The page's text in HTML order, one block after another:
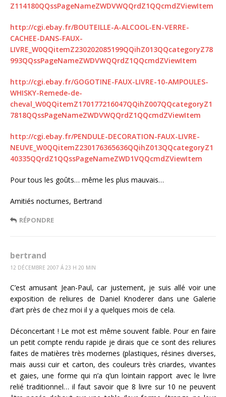
Z114180QQssPageNameZWDVWQQrdZ1QQcmdZViewItem
http://cgi.ebay.fr/BOUTEILLE-A-ALCOOL-EN-VERRE-
CACHEE-DANS-FAUX-
LIVRE_W0QQitemZ230202085199QQihZ013QQcategoryZ78
993QQssPageNameZWDVWQQrdZ1QQcmdZViewItem
http://cgi.ebay.fr/GOGOTINE-FAUX-LIVRE-10-AMPOULES-
WHISKY-Remede-de-
cheval_W0QQitemZ170177216047QQihZ007QQcategoryZ1
7818QQssPageNameZWDVWQQrdZ1QQcmdZViewItem
http://cgi.ebay.fr/PENDULE-DECORATION-FAUX-LIVRE-
NEUVE_W0QQitemZ230176365636QQihZ013QQcategoryZ1
40335QQrdZ1QQssPageNameZWD1VQQcmdZViewItem
Pour tous les goûts… même les plus mauvais…
Amitiés nocturnes, Bertrand
RÉPONDRE
bertrand
12 DÉCEMBRE 2007 Á 23 H 20 MIN
C’est amusant Jean-Paul, car justement, je suis allé voir une
exposition de reliures de Daniel Knoderer dans une Galerie
d’art près de chez moi il y a quelques mois de cela.
Déconcertant ! Le mot est même souvent faible. Pour en faire
un petit compte rendu rapide je dirais que ce sont des reliures
faites de matières très modernes (plastiques, résines diverses,
mais aussi cuir et carton, des couleurs très criardes, vivantes
et gaies, une forme qui n’a q’un lointain rapport avec le livre
relié traditionnel… il faut savoir que 8 livre sur 10 ne peuvent